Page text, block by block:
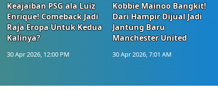
Keajaiban PSG ala Luiz
Enrique! Comeback Jadi
Raja Eropa Untuk Kedua
Kalinya?
30 Apr 2026, 12:00 PM
Kobbie Mainoo Bangkit!
Dari Hampir Dijual Jadi
Jantung Baru
Manchester United
30 Apr 2026, 7:01 AM